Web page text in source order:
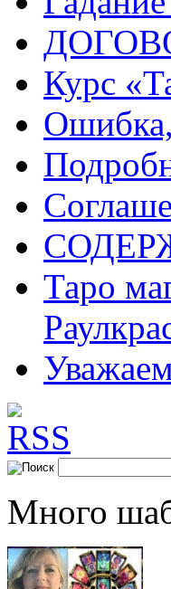
Курс
Таро
Много